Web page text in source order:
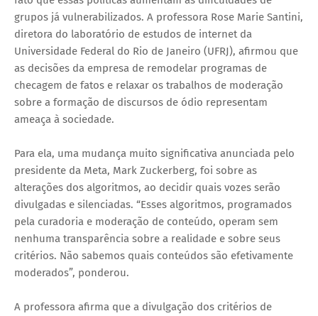
grupos já vulnerabilizados. A professora Rose Marie Santini,
diretora do laboratório de estudos de internet da
Universidade Federal do Rio de Janeiro (UFRJ), afirmou que
as decisões da empresa de remodelar programas de
checagem de fatos e relaxar os trabalhos de moderação
sobre a formação de discursos de ódio representam
ameaça à sociedade.
Para ela, uma mudança muito significativa anunciada pelo
presidente da Meta, Mark Zuckerberg, foi sobre as
alterações dos algoritmos, ao decidir quais vozes serão
divulgadas e silenciadas. “Esses algoritmos, programados
pela curadoria e moderação de conteúdo, operam sem
nenhuma transparência sobre a realidade e sobre seus
critérios. Não sabemos quais conteúdos são efetivamente
moderados”, ponderou.
A professora afirma que a divulgação dos critérios de